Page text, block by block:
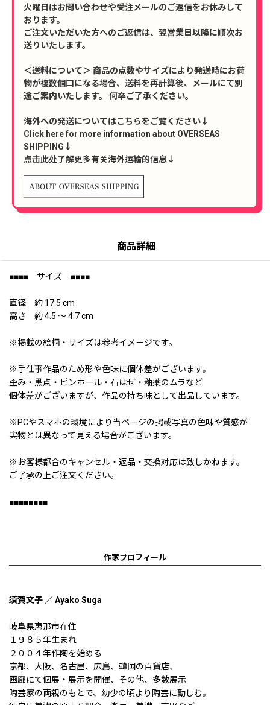
火曜日はお問い合わせや受注メールのご返信をお休みして
おります。
ご注文いただいた方へのご返信は、翌営業日以降に順次お
送りいたします。
＜送料について＞ 商品の点数やサイズにより発送時にお荷
物が複数個口になる場合、送料を再計算後、メールにて別
途ご案内いたします。 何卒ご了承ください。
海外への発送についてはこちらをご覧ください↓
Click here for more information about OVERSEAS
SHIPPING↓
点击此处了解更多有关海外运输的信息↓
商品詳細
■■■■ サイズ ■■■■
直径 約 17.5 cm
高さ 約 4.5 〜 4.7 cm
※掲載の絵柄・サイズは参考イメージです。
※手仕事作品のため形や色味に個体差がございます。
歪み・黒点・ピンホール・石はぜ・釉薬のムラなど
個体差がございますが、作品の持ち味として出品しています。
※PCやスマホの環境により当ページの掲載写真の色味や質感が
実物とは異なって見える場合がございます。
※お客様都合のキャンセル・返品・交換対応は致しかねます。
ご了承の上ご注文ください。
■■■■■■■■
作家プロフィール
須賀文子 ／ Ayako Suga
岐阜県恵那市在住
１９８５年生まれ
２００４年作陶を始める
京都、大阪、名古屋、広島、韓国の百貨店、
画廊にて個展・展示を開催、その他、多数展示
陶芸家の両親のもとで、幼少の頃より陶芸に勤しむ。